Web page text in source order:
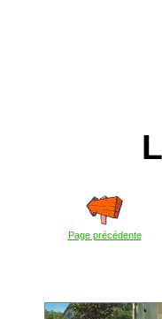
Page précédente